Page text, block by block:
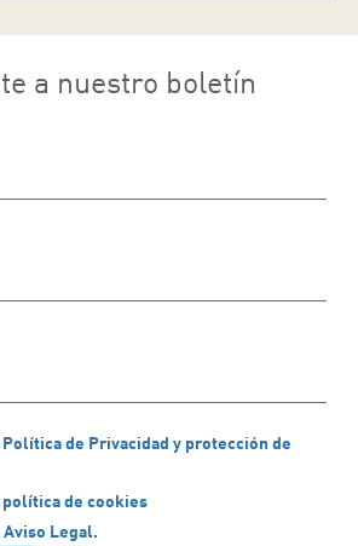
a nuestro boletín
de Privacidad y protección de
de cookies
Legal.